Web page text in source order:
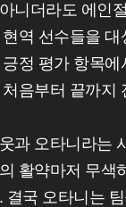
니더라도 에인
역 선수들을 대
정 평가 항목
음부터 끝까지
과 오타니라는
활약마저 무색
국 오타니는